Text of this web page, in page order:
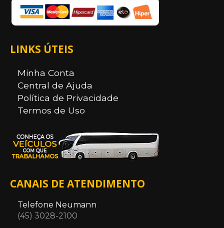
LINKS ÚTEIS
Minha Conta
Central de Ajuda
Política de Privacidade
Termos de Uso
CANAIS DE ATENDIMENTO
Telefone Neumann
(45) 3028-2100